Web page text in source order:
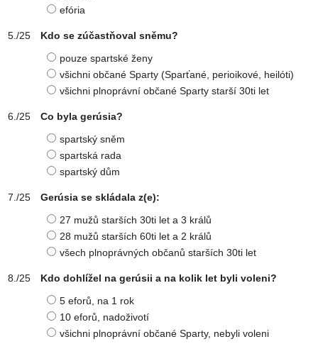
efória
Kdo se zúčastňoval sněmu?
pouze spartské ženy
všichni občané Sparty (Sparťané, perioikové, heilóti)
všichni plnoprávní občané Sparty starší 30ti let
Co byla gerúsia?
spartský sněm
spartská rada
spartský dům
Gerúsia se skládala z(e):
27 mužů starších 30ti let a 3 králů
28 mužů starších 60ti let a 2 králů
všech plnoprávných občanů starších 30ti let
Kdo dohlížel na gerúsii a na kolik let byli voleni?
5 eforů, na 1 rok
10 eforů, nadoživotí
všichni plnoprávní občané Sparty, nebyli voleni